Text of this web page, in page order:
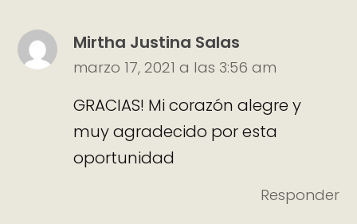
Mirtha Justina Salas
marzo 17, 2021 a las 3:56 am
GRACIAS! Mi corazón alegre y
muy agradecido por esta
oportunidad
Responder